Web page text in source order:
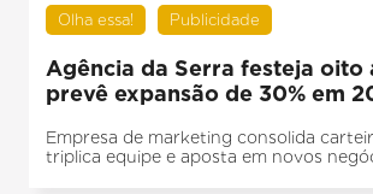
Olha essa! Publicidade
Agência da Serra festeja oito
prevê expansão de 30% em
Empresa de marketing consolida
triplica equipe e aposta em novos